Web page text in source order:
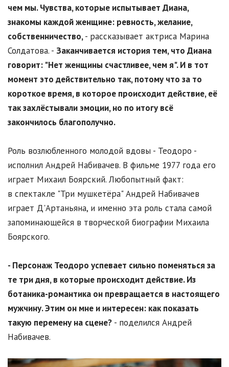
чем мы. Чувства, которые испытывает Диана,
знакомы каждой женщине: ревность, желание,
собственничество,- рассказывает актриса Марина
Солдатова. - Заканчивается история тем, что Диана
говорит: "Нет женщины счастливее, чем я". И в тот
момент это действительно так, потому что за то
короткое время, в которое происходит действие, её
так захлёстывали эмоции, но по итогу всё
закончилось благополучно.
Роль возлюбленного молодой вдовы - Теодоро -
исполнил Андрей Набивачев. В фильме 1977 года его
играет Михаил Боярский. Любопытный факт:
в спектакле "Три мушкетёра" Андрей Набивачев
играет Д'Артаньяна, и именно эта роль стала самой
запоминающейся в творческой биографии Михаила
Боярского.
- Персонаж Теодоро успевает сильно поменяться за
те три дня, в которые происходит действие. Из
ботаника-романтика он превращается в настоящего
мужчину. Этим он мне и интересен: как показать
такую перемену на сцене? - поделился Андрей
Набивачев.